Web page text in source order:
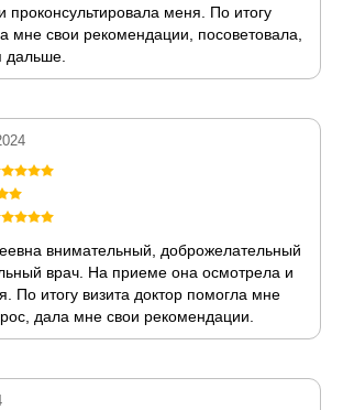
проконсультировала меня. По итогу
мне свои рекомендации, посоветовала,
дальше.
внимательный, доброжелательный
врач. На приеме она осмотрела и
По итогу визита доктор помогла мне
дала мне свои рекомендации.